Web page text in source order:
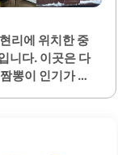
와 적당한 양의
남은 음식을 집
다. 직원들은 친
모습이 인상적
리에 위치한 중
니다. 이곳은 다
뽕이 인기가 많
맛있습니다. 진